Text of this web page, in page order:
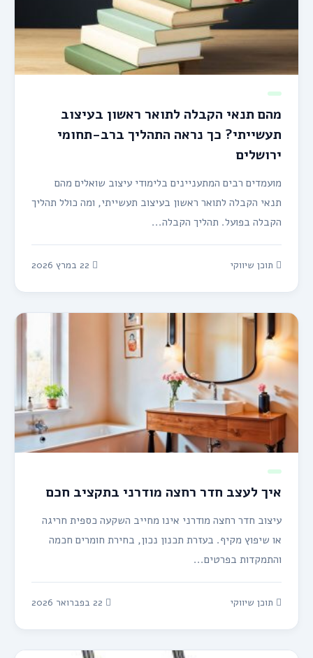
מהם תנאי הקבלה לתואר ראשון בעיצוב
תעשייתי? כך נראה התהליך ברב-תחומי
ירושלים
מועמדים רבים המתעניינים בלימודי עיצוב שואלים מהם
תנאי הקבלה לתואר ראשון בעיצוב תעשייתי, ומה כולל תהליך
הקבלה בפועל. תהליך הקבלה...
תוכן שיווקי
איך לעצב חדר רחצה מודרני בתקציב חכם
עיצוב חדר רחצה מודרני אינו מחייב השקעה כספית חריגה
או שיפוץ מקיף. בעזרת תכנון נכון, בחירת חומרים חכמה
והתמקדות בפרטים...
תוכן שיווקי